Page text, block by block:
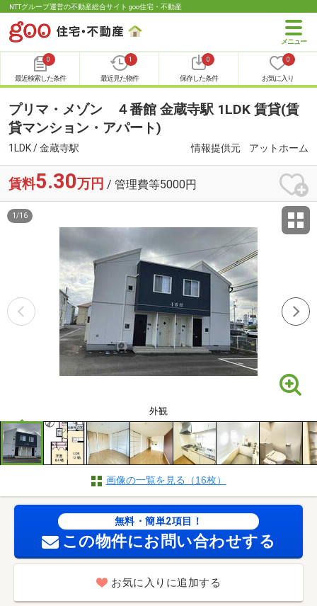
NTTグループ運営の不動産総合サイト goo住宅・不動産
0
最近検索した条件
1
最近見た物件
0
保存した条件
0
お気に入り
プリマ・メゾン ４番館 金蔵寺駅 1LDK 賃貸(賃
貸マンション・アパート)
1LDK / 金蔵寺駅 情報提供元 アットホーム
賃料5.30万円 / 管理費等5000円
外観
1 /16
画像の一覧を見る（16枚）
無料・簡単2項目！
この物件にお問い合わせする
お気に入りに追加する